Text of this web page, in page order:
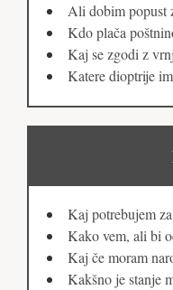
Ali dobim popust
Kdo plača
Kaj se zgodi z
Katere dioptrije
Kaj potrebujem
Kako vem, ali bi
Kaj če moram
Kakšno je stanje